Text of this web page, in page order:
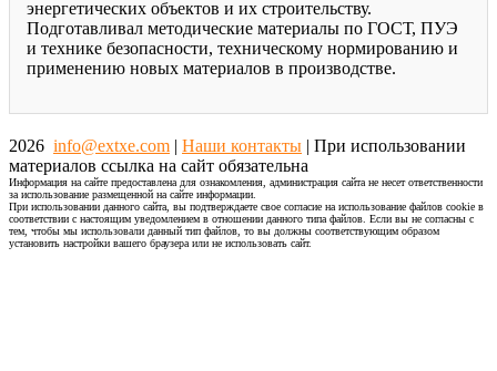
энергетических объектов и их строительству.
Подготавливал методические материалы по ГОСТ, ПУЭ
и технике безопасности, техническому нормированию и
применению новых материалов в производстве.
2026 info@extxe.com Наши контакты | При использовании
материалов ссылка на сайт обязательна
Информация на сайте предоставлена для ознакомления, администрация сайта не несет ответственности
за использование размещенной на сайте информации.
При использовании данного сайта, вы подтверждаете свое согласие на использование файлов cookie в
соответствии с настоящим уведомлением в отношении данного типа файлов. Если вы не согласны с
тем, чтобы мы использовали данный тип файлов, то вы должны соответствующим образом
установить настройки вашего браузера или не использовать сайт.